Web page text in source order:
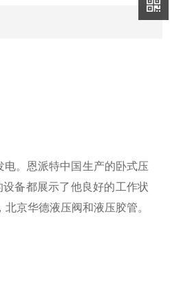
。恩派特中国生产的卧式压
备都展示了他良好的工作状
京华德液压阀和液压胶管。